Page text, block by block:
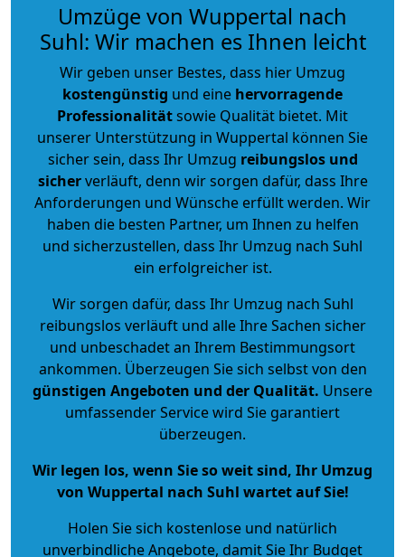
Umzüge von Wuppertal nach
Suhl: Wir machen es Ihnen leicht
Wir geben unser Bestes, dass hier Umzug
kostengünstig und eine hervorragende
Professionalitätsowie Qualität bietet. Mit
unserer Unterstützung in Wuppertal können Sie
sicher sein, dass Ihr Umzug reibungslos und
sicherverläuft, denn wir sorgen dafür, dass Ihre
Anforderungen und Wünsche erfüllt werden. Wir
haben die besten Partner, um Ihnen zu helfen
und sicherzustellen, dass Ihr Umzug nach Suhl
ein erfolgreicher ist.
Wir sorgen dafür, dass Ihr Umzug nach Suhl
reibungslos verläuft und alle Ihre Sachen sicher
und unbeschadet an Ihrem Bestimmungsort
ankommen. Überzeugen Sie sich selbst von den
günstigen Angeboten und der Qualität. Unsere
umfassender Service wird Sie garantiert
überzeugen.
Wir legen los, wenn Sie so weit sind, Ihr Umzug
von Wuppertal nach Suhl wartet auf Sie!
Holen Sie sich kostenlose und natürlich
unverbindliche Angebote, damit Sie Ihr Budget